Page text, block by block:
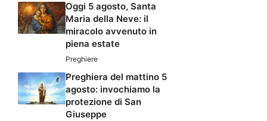
Oggi 5 agosto, Santa
Maria della Neve: il
miracolo avvenuto in
piena estate
Preghiere
Preghiera del mattino 5
agosto: invochiamo la
protezione di San
Giuseppe